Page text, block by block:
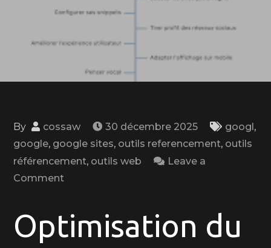
By cossaw 30 décembre 2025 googl,
google, google sites, outils referencement, outils
référencement, outils web
Leave a
Commenton
le
Référencement
Optimisation du